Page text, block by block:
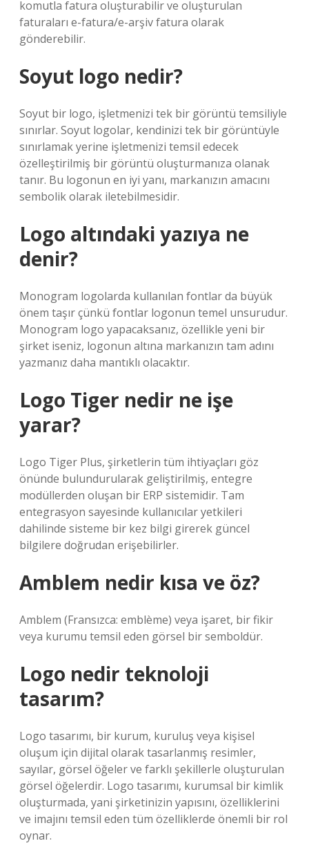
komutla fatura oluşturabilir ve oluşturulan
faturaları e-fatura/e-arşiv fatura olarak
gönderebilir.
Soyut logo nedir?
Soyut bir logo, işletmenizi tek bir görüntü temsiliyle
sınırlar. Soyut logolar, kendinizi tek bir görüntüyle
sınırlamak yerine işletmenizi temsil edecek
özelleştirilmiş bir görüntü oluşturmanıza olanak
tanır. Bu logonun en iyi yanı, markanızın amacını
sembolik olarak iletebilmesidir.
Logo altındaki yazıya ne
denir?
Monogram logolarda kullanılan fontlar da büyük
önem taşır çünkü fontlar logonun temel unsurudur.
Monogram logo yapacaksanız, özellikle yeni bir
şirket iseniz, logonun altına markanızın tam adını
yazmanız daha mantıklı olacaktır.
Logo Tiger nedir ne işe
yarar?
Logo Tiger Plus, şirketlerin tüm ihtiyaçları göz
önünde bulundurularak geliştirilmiş, entegre
modüllerden oluşan bir ERP sistemidir. Tam
entegrasyon sayesinde kullanıcılar yetkileri
dahilinde sisteme bir kez bilgi girerek güncel
bilgilere doğrudan erişebilirler.
Amblem nedir kısa ve öz?
Amblem (Fransızca: emblème) veya işaret, bir fikir
veya kurumu temsil eden görsel bir semboldür.
Logo nedir teknoloji
tasarım?
Logo tasarımı, bir kurum, kuruluş veya kişisel
oluşum için dijital olarak tasarlanmış resimler,
sayılar, görsel öğeler ve farklı şekillerle oluşturulan
görsel öğelerdir. Logo tasarımı, kurumsal bir kimlik
oluşturmada, yani şirketinizin yapısını, özelliklerini
ve imajını temsil eden tüm özelliklerde önemli bir rol
oynar.